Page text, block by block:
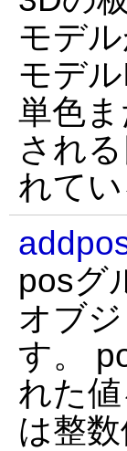
モデ
モデ
単色
され
れて
posグ
オブ
す。
れた
は整